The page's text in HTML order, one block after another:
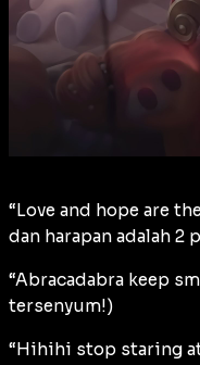
“Love and hope are
dan harapan adalah 2
“Abracadabra keep
tersenyum!)
“Hihihi stop staring